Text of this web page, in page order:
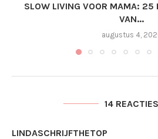
SLOW LIVING VOOR MAMA: 25
VAN...
augustus 4,
14 REACTIES
LINDASCHRIJFTHETOP